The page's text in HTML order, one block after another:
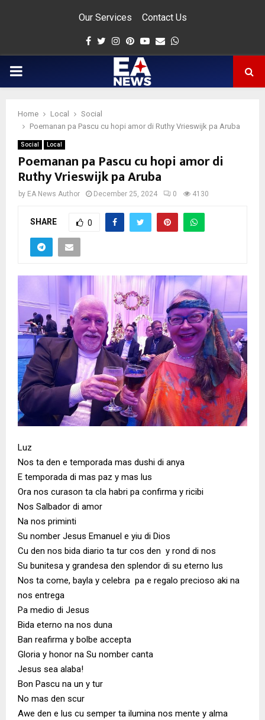
Our Services Contact Us
Facebook
Twitter
Instagram
Pinterest
Youtube
Email
PRIMARY
Home Local
Social
Poemanan pa Pascu cu hopi amor di Ruthy Vrieswijk pa Aruba
Social Local
Poemanan pa Pascu cu hopi amor di
Ruthy Vrieswijk pa Aruba
by EA News Author December 25, 2024 0 4130
SHARE 0
Luz
Nos ta den e temporada mas dushi di anya
E temporada di mas paz y mas lus
Ora nos curason ta cla habri pa confirma y ricibi
Nos Salbador di amor
Na nos priminti
Su nomber Jesus Emanuel e yiu di Dios
Cu den nos bida diario ta tur cos den y rond di nos
Su bunitesa y grandesa den splendor di su eterno lus
Nos ta come, bayla y celebra pa e regalo precioso aki na
nos entrega
Pa medio di Jesus
Bida eterno na nos duna
Ban reafirma y bolbe accepta
Gloria y honor na Su nomber canta
Jesus sea alaba!
Bon Pascu na un y tur
No mas den scur
Awe den e lus cu semper ta ilumina nos mente y alma